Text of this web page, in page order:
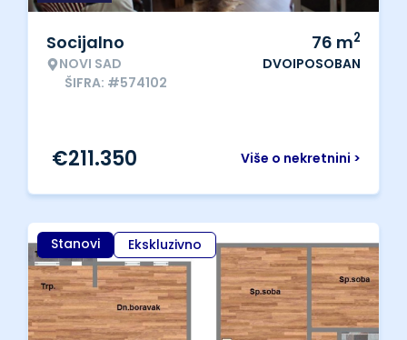
Socijalno
NOVI SAD
ŠIFRA: #574102
76 m2
DVOIPOSOBAN
Više o nekretnini >
€211.350
Stanovi Ekskluzivno